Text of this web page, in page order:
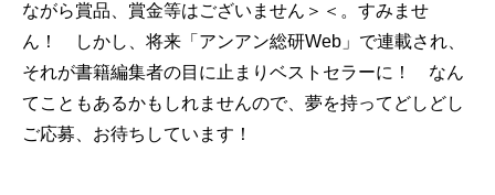
ながら賞品、賞金等はございません＞＜。すみませ
ん！ しかし、将来「アンアン総研Web」で連載され、
それが書籍編集者の目に止まりベストセラーに！ なん
てこともあるかもしれませんので、夢を持ってどしどし
ご応募、お待ちしています！